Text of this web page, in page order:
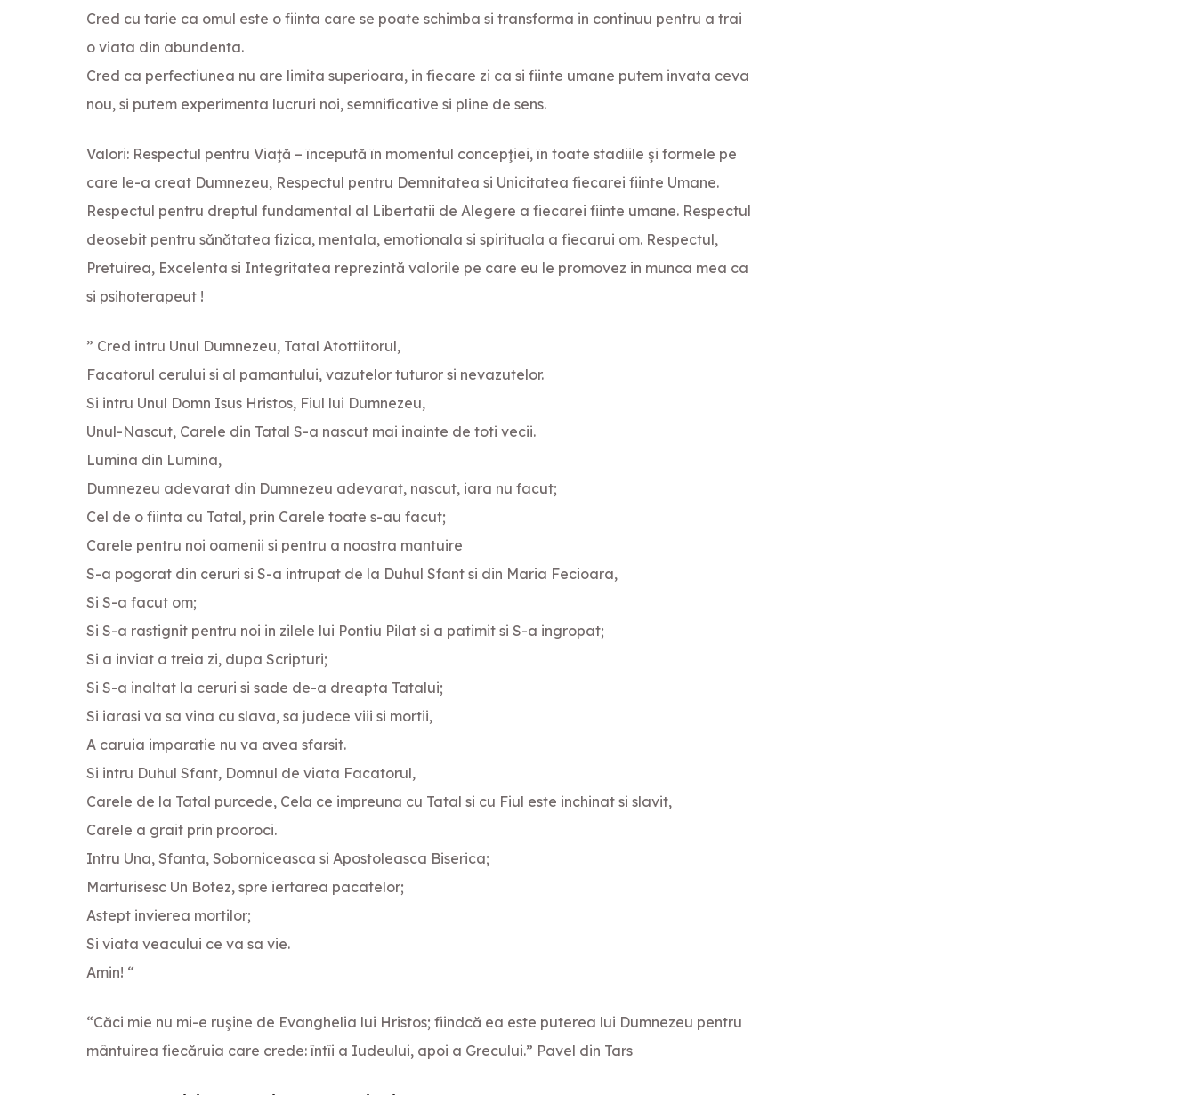
Cred cu tarie ca omul este o fiinta care se poate schimba si transforma in continuu pentru a trai
o viata din abundenta.
Cred ca perfectiunea nu are limita superioara, in fiecare zi ca si fiinte umane putem invata ceva
nou, si putem experimenta lucruri noi, semnificative si pline de sens.
Valori: Respectul pentru Viaţă – începută în momentul concepţiei, în toate stadiile şi formele pe
care le-a creat Dumnezeu, Respectul pentru Demnitatea si Unicitatea fiecarei fiinte Umane.
Respectul pentru dreptul fundamental al Libertatii de Alegere a fiecarei fiinte umane. Respectul
deosebit pentru sănătatea fizica, mentala, emotionala si spirituala a fiecarui om. Respectul,
Pretuirea, Excelenta si Integritatea reprezintă valorile pe care eu le promovez in munca mea ca
si psihoterapeut !
” Cred intru Unul Dumnezeu, Tatal Atottiitorul,
Facatorul cerului si al pamantului, vazutelor tuturor si nevazutelor.
Si intru Unul Domn Isus Hristos, Fiul lui Dumnezeu,
Unul-Nascut, Carele din Tatal S-a nascut mai inainte de toti vecii.
Lumina din Lumina,
Dumnezeu adevarat din Dumnezeu adevarat, nascut, iara nu facut;
Cel de o fiinta cu Tatal, prin Carele toate s-au facut;
Carele pentru noi oamenii si pentru a noastra mantuire
S-a pogorat din ceruri si S-a intrupat de la Duhul Sfant si din Maria Fecioara,
Si S-a facut om;
Si S-a rastignit pentru noi in zilele lui Pontiu Pilat si a patimit si S-a ingropat;
Si a inviat a treia zi, dupa Scripturi;
Si S-a inaltat la ceruri si sade de-a dreapta Tatalui;
Si iarasi va sa vina cu slava, sa judece viii si mortii,
A caruia imparatie nu va avea sfarsit.
Si intru Duhul Sfant, Domnul de viata Facatorul,
Carele de la Tatal purcede, Cela ce impreuna cu Tatal si cu Fiul este inchinat si slavit,
Carele a grait prin prooroci.
Intru Una, Sfanta, Soborniceasca si Apostoleasca Biserica;
Marturisesc Un Botez, spre iertarea pacatelor;
Astept invierea mortilor;
Si viata veacului ce va sa vie.
Amin! “
“Căci mie nu mi-e ruşine de Evanghelia lui Hristos; fiindcă ea este puterea lui Dumnezeu pentru
mântuirea fiecăruia care crede: întîi a Iudeului, apoi a Grecului.” Pavel din Tars